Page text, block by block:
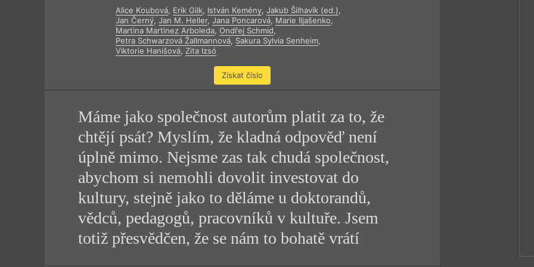
Výroční ceny
Alice Koubová, Erik Gilk, István Kemény, Jakub Šilhavík (ed.),
Jan Černý, Jan M. Heller, Jana Poncarová, Marie Iljašenko,
Martina Martinez Arboleda, Ondřej Schmid,
Petra Schwarzová Žallmannová, Sakura Sylvia Senheim,
Viktorie Hanišová, Zita Izsó
Získat číslo
Máme jako společnost autorům platit za to, že
chtějí psát? Myslím, že kladná odpověď není
úplně mimo. Nejsme zas tak chudá společnost,
abychom si nemohli dovolit investovat do
kultury, stejně jako to děláme u doktorandů,
vědců, pedagogů, pracovníků v kultuře. Jsem
totiž přesvědčen, že se nám to bohatě vrátí